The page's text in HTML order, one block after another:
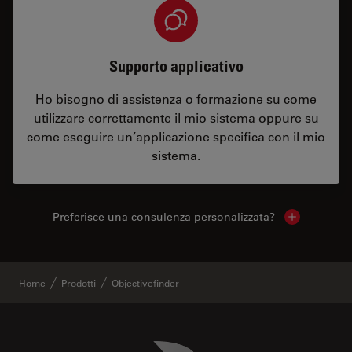
Supporto applicativo
Ho bisogno di assistenza o formazione su come
utilizzare correttamente il mio sistema oppure su
come eseguire un’applicazione specifica con il mio
sistema.
Preferisce una consulenza personalizzata? Show local
Home Prodotti Objectivefinder